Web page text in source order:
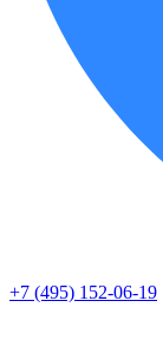
+7 (495) 152-06-19